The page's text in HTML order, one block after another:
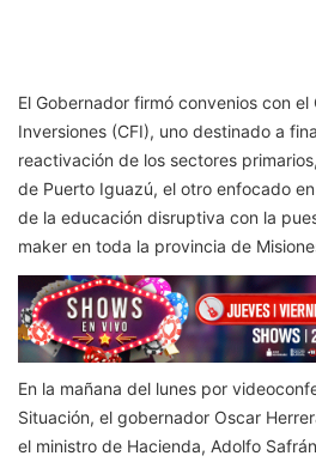
El Gobernador firmó convenios con el
Inversiones (CFI), uno destinado a
reactivación de los sectores
de Puerto Iguazú, el otro enfocado
de la educación disruptiva con la
maker en toda la provincia de
En la mañana del lunes por
Situación, el gobernador Oscar
el ministro de Hacienda, Adolfo